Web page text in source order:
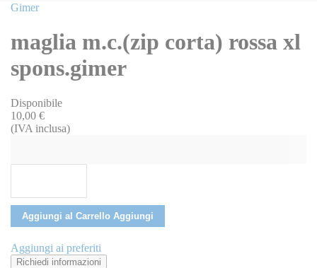
Vai
galleria
immagini
Gimer
maglia m.c.(zip corta) rossa xl
spons.gimer
Disponibile
10,00 €
(IVA inclusa)
Aggiungi al Carrello Aggiungi
Aggiungi ai preferiti
Richiedi informazioni